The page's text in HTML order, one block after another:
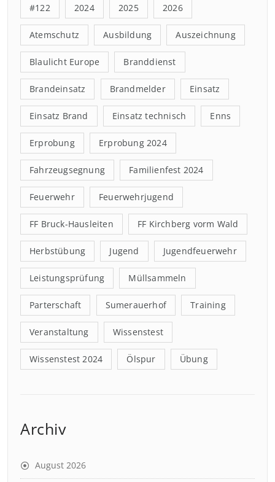
#122 2024 2025 2026
Atemschutz Ausbildung Auszeichnung
Blaulicht Europe Branddienst
Brandeinsatz Brandmelder Einsatz
Einsatz Brand Einsatz technisch Enns
Erprobung Erprobung 2024
Fahrzeugsegnung Familienfest 2024
Feuerwehr Feuerwehrjugend
FF Bruck-Hausleiten FF Kirchberg vorm Wald
Herbstübung Jugend Jugendfeuerwehr
Leistungsprüfung Müllsammeln
Parterschaft Sumerauerhof Training
Veranstaltung Wissenstest
Wissenstest 2024 Ölspur Übung
Archiv
August 2026